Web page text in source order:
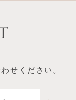
せください。